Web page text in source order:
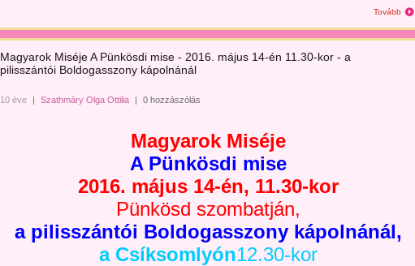
Tovább
Magyarok Miséje A Pünkösdi mise - 2016. május 14-én 11.30-kor - a
pilisszántói Boldogasszony kápolnánál
10 éve | Szathmáry Olga Ottilia | 0 hozzászólás
Magyarok Miséje
A Pünkösdi mise
2016. május 14-én, 11.30-kor
Pünkösd szombatján,
a pilisszántói Boldogasszony kápolnánál,
a Csíksomlyón12.30-kor